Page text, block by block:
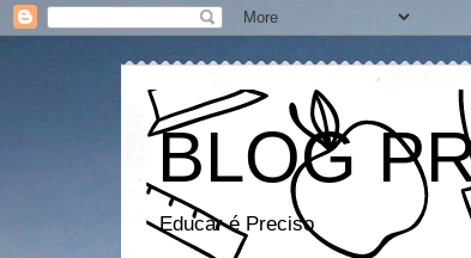
BLOG
Educar é Preciso